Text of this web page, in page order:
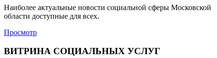
Наиболее актуальные новости социальной сферы Московской
области доступные для всех.
Просмотр
ВИТРИНА СОЦИАЛЬНЫХ УСЛУГ